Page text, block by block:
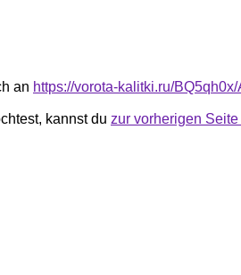
an https://vorota-kalitki.ru/BQ5qh0x/
kannst du zur vorherigen